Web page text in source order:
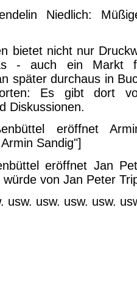
Niedlich:
bietet nicht nur
- auch ein
später durchaus in
Es gibt dort
Diskussionen.
eröffnet
Sandig"]
eröffnet Jan
von Jan Peter
usw. usw. usw. usw.